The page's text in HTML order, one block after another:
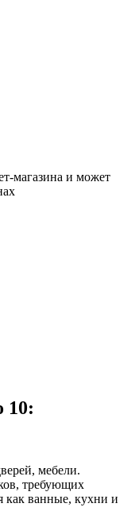
магазина и может
10:
мебели.
требующих
как ванные, кухни и